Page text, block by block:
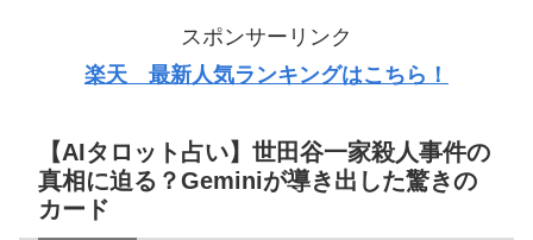
スポンサーリンク
楽天 最新人気ランキングはこちら！
【AIタロット占い】世田谷一家殺人事件の
真相に迫る？Geminiが導き出した驚きの
カード